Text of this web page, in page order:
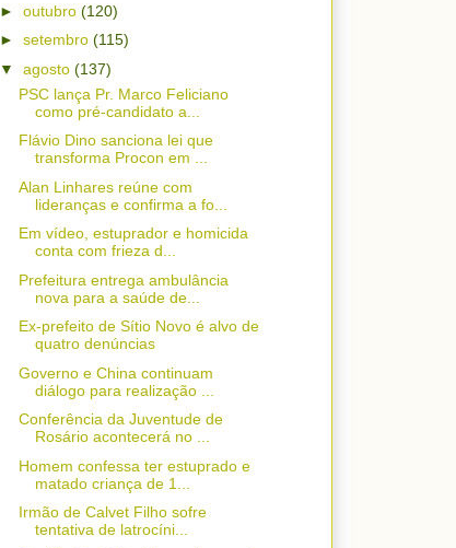
► outubro (120)
► setembro (115)
▼ agosto (137)
PSC lança Pr. Marco Feliciano
como pré-candidato a...
Flávio Dino sanciona lei que
transforma Procon em ...
Alan Linhares reúne com
lideranças e confirma a fo...
Em vídeo, estuprador e homicida
conta com frieza d...
Prefeitura entrega ambulância
nova para a saúde de...
Ex-prefeito de Sítio Novo é alvo de
quatro denúncias
Governo e China continuam
diálogo para realização ...
Conferência da Juventude de
Rosário acontecerá no ...
Homem confessa ter estuprado e
matado criança de 1...
Irmão de Calvet Filho sofre
tentativa de latrocíni...